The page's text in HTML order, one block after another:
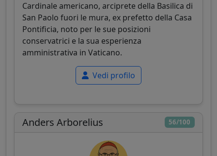
Cardinale americano, arciprete della Basilica di
San Paolo fuori le mura, ex prefetto della Casa
Pontificia, noto per le sue posizioni
conservatrici e la sua esperienza
amministrativa in Vaticano.
Vedi profilo
56/100
Anders Arborelius